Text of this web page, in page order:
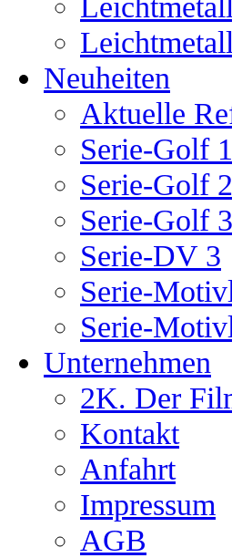
Neuheiten
Aktuelle
Serie-Golf 1
Serie-Golf 2
Serie-Golf 3
Serie-DV 3
Serie-
Serie-
Unternehmen
2K. Der
Kontakt
Anfahrt
Impressum
AGB